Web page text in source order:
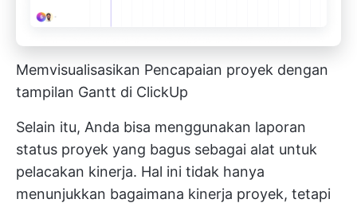
Memvisualisasikan Pencapaian proyek dengan
tampilan Gantt di ClickUp
Selain itu, Anda bisa menggunakan laporan
status proyek yang bagus sebagai alat untuk
pelacakan kinerja. Hal ini tidak hanya
menunjukkan bagaimana kinerja proyek, tetapi